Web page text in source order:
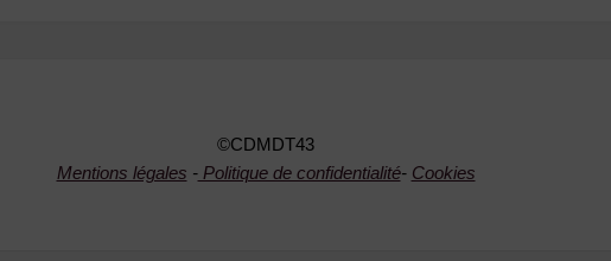
©CDMDT43
Mentions légales -Politique de confidentialité- Cookies